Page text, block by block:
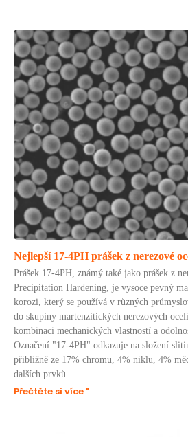
Nejlepší 17-4PH prášek z nerezové
Prášek 17-4PH, známý také jako prášek z
Precipitation Hardening, je vysoce pevný
korozi, který se používá v různých
do skupiny martenzitických nerezových
kombinaci mechanických vlastností a
Označení "17-4PH" odkazuje na složení
přibližně ze 17% chromu, 4% niklu, 4%
dalších prvků.
Přečtěte si více "